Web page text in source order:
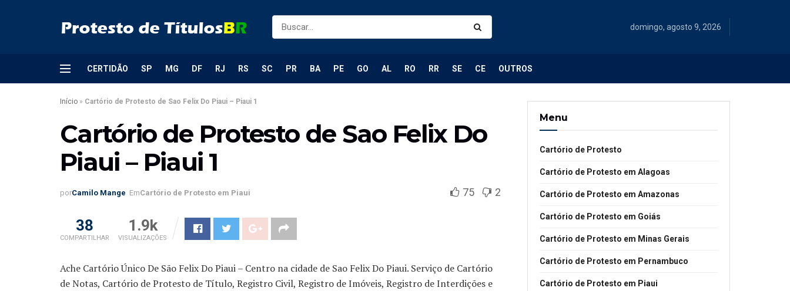
domingo, agosto 9, 2026
CERTIDÃO SP MG DF RJ RS SC PR BA PE GO AL RO RR SE CE OUTROS
Início » Cartório de Protesto de Sao Felix Do Piaui – Piaui 1
Cartório de Protesto de Sao Felix Do
Piaui – Piaui 1
porCamilo Mange EmCartório de Protesto em Piaui 75 2
38
COMPARTILHAR
1.9k
VISUALIZAÇÕES
Ache Cartório Único De São Felix Do Piaui – Centro na cidade de Sao Felix Do Piaui. Serviço de Cartório
de Notas, Cartório de Protesto de Título, Registro Civil, Registro de Imóveis, Registro de Interdições e
Menu
Cartório de Protesto
Cartório de Protesto em Alagoas
Cartório de Protesto em Amazonas
Cartório de Protesto em Goiás
Cartório de Protesto em Minas Gerais
Cartório de Protesto em Pernambuco
Cartório de Protesto em Piaui